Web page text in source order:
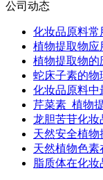
公司动态
化妆品原料常
植物提取物应
植物提取物的
蛇床子素的物
化妆品原料中
芹菜素_植物
龙胆苦苷化妆
天然安全植
天然植物色素
脂质体在化